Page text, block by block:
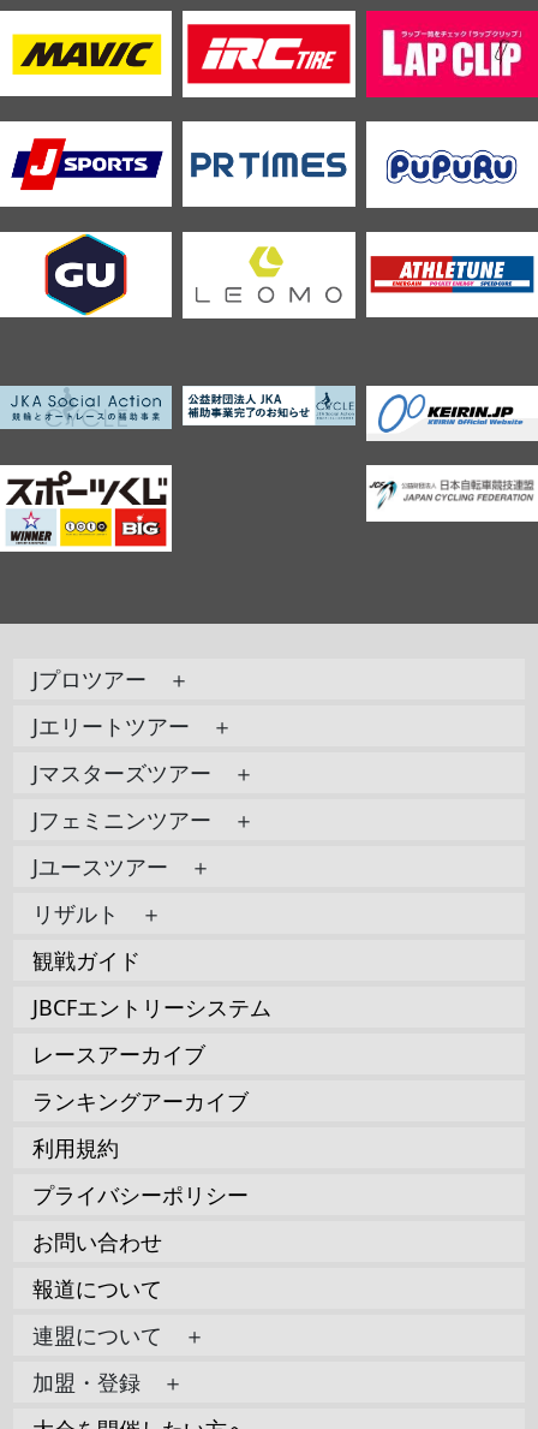
Jプロツアー ＋
Jエリートツアー ＋
Jマスターズツアー ＋
Jフェミニンツアー ＋
Jユースツアー ＋
リザルト ＋
観戦ガイド
JBCFエントリーシステム
レースアーカイブ
ランキングアーカイブ
利用規約
プライバシーポリシー
お問い合わせ
報道について
連盟について ＋
加盟・登録 ＋